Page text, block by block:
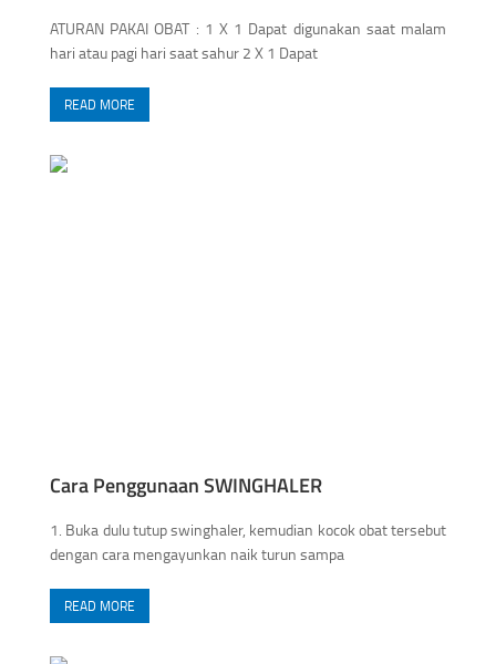
ATURAN PAKAI OBAT : 1 X 1 Dapat digunakan saat malam
hari atau pagi hari saat sahur 2 X 1 Dapat
READ MORE
Cara Penggunaan SWINGHALER
1. Buka dulu tutup swinghaler, kemudian kocok obat tersebut
dengan cara mengayunkan naik turun sampa
READ MORE